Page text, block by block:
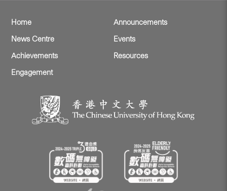
Home
Announcements
News Centre
Events
Achievements
Resources
Engagement